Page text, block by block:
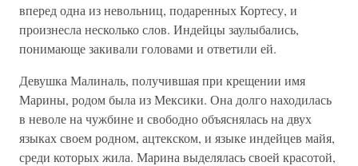
вперед одна из невольниц, подаренных Кортесу, и
произнесла несколько слов. Индейцы заулыбались,
понимающе закивали головами и ответили ей.
Девушка Малиналь, получившая при крещении имя
Марины, родом была из Мексики. Она долго находилась
в неволе на чужбине и свободно объяснялась на двух
языках своем родном, ацтекском, и языке индейцев майя,
среди которых жила. Марина выделялась своей красотой,